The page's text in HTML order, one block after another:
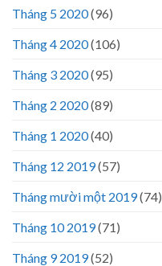
Tháng 5 2020(96)
Tháng 4 2020(106)
Tháng 3 2020(95)
Tháng 2 2020(89)
Tháng 1 2020(40)
Tháng 12 2019(57)
Tháng mười một 2019(74)
Tháng 10 2019(71)
Tháng 9 2019(52)